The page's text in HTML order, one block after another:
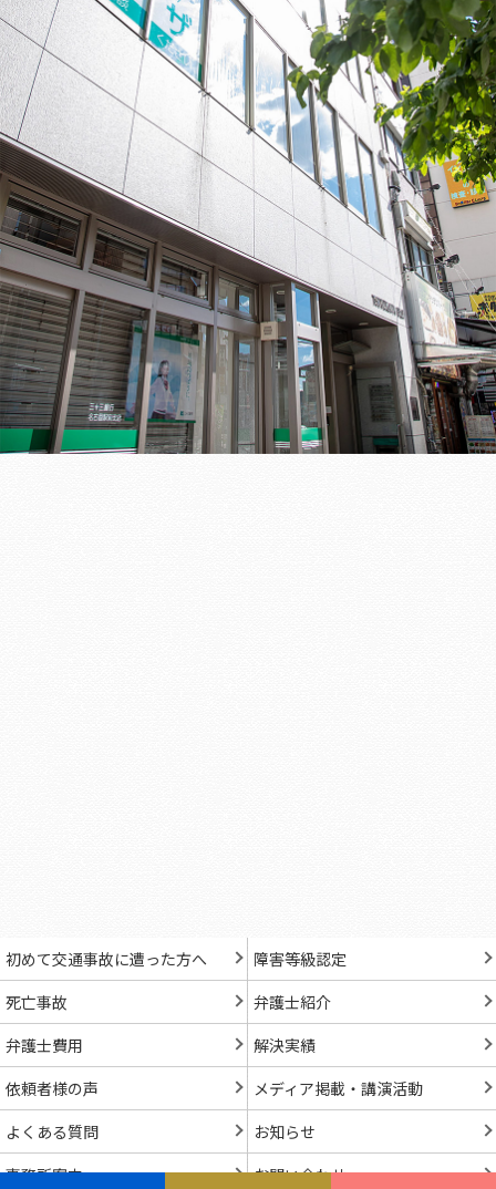
初めて交通事故に遭った方へ
障害等級認定
死亡事故
弁護士紹介
弁護士費用
解決実績
依頼者様の声
メディア掲載・講演活動
よくある質問
お知らせ
事務所案内
お問い合わせ